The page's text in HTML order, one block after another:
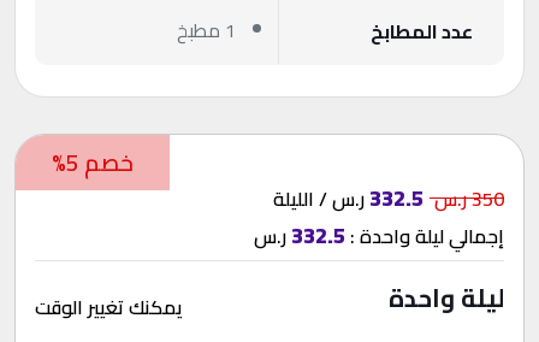
عدد المطابخ
1 مطبخ
خصم 5%
350 ر.س 332.5ر.س / الليلة
إجماليليلة واحدة:
332.5ر.س
ليلة واحدة يمكنك تغيير الوقت